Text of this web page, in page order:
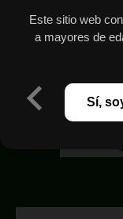
Este sitio web
a mayores de
Sí,